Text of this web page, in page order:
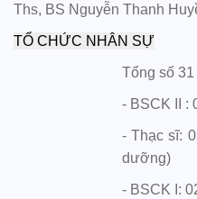
Ths, BS Nguyễn Thanh
TỔ CHỨC NHÂN SỰ
Tổng số
- BSCK II :
- Thạc sĩ:
dưỡng)
- BSCK I: